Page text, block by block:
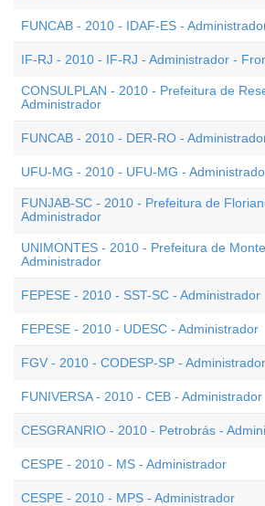
FUNCAB - 2010 - IDAF-ES -
IF-RJ - 2010 - IF-RJ - Administrador -
CONSULPLAN - 2010 - Prefeitura de
Administrador
FUNCAB - 2010 - DER-RO -
UFU-MG - 2010 - UFU-MG -
FUNJAB-SC - 2010 - Prefeitura de
Administrador
UNIMONTES - 2010 - Prefeitura de
Administrador
FEPESE - 2010 - SST-SC - Administrador
FEPESE - 2010 - UDESC - Administrador
FGV - 2010 - CODESP-SP -
FUNIVERSA - 2010 - CEB - Administrador
CESGRANRIO - 2010 - Petrobrás -
CESPE - 2010 - MS - Administrador
CESPE - 2010 - MPS - Administrador